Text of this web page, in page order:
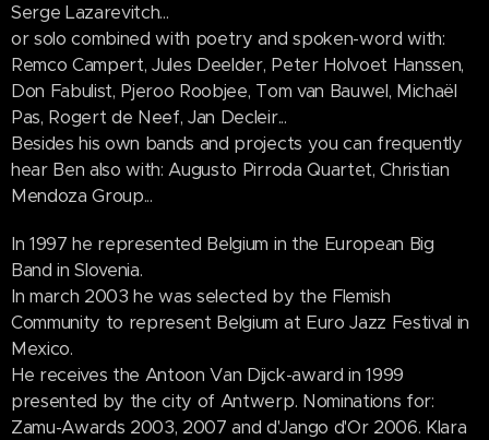
Serge Lazarevitch...
or solo combined with poetry and spoken-word with:
Remco Campert, Jules Deelder, Peter Holvoet Hanssen,
Don Fabulist, Pjeroo Roobjee, Tom van Bauwel, Michaël
Pas, Rogert de Neef, Jan Decleir...
Besides his own bands and projects you can frequently
hear Ben also with: Augusto Pirroda Quartet, Christian
Mendoza Group...
In 1997 he represented Belgium in the European Big
Band in Slovenia.
In march 2003 he was selected by the Flemish
Community to represent Belgium at Euro Jazz Festival in
Mexico.
He receives the Antoon Van Dijck-award in 1999
presented by the city of Antwerp. Nominations for:
Zamu-Awards 2003, 2007 and d'Jango d'Or 2006. Klara